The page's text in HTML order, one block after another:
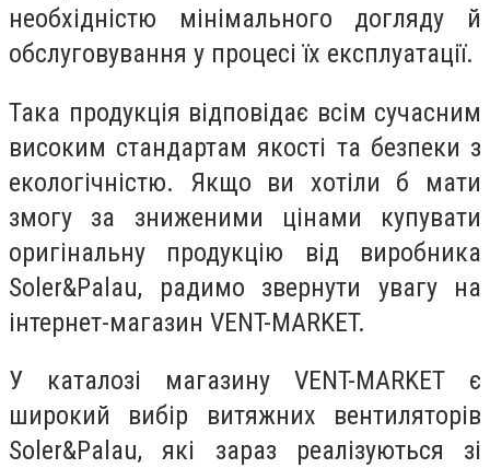
необхідністю мінімального догляду й
обслуговування у процесі їх експлуатації.
Така продукція відповідає всім сучасним
високим стандартам якості та безпеки з
екологічністю. Якщо ви хотіли б мати
змогу за зниженими цінами купувати
оригінальну продукцію від виробника
Soler&Palau, радимо звернути увагу на
інтернет-магазин VENT-MARKET.
У каталозі магазину VENT-MARKET є
широкий вибір витяжних вентиляторів
Soler&Palau, які зараз реалізуються зі